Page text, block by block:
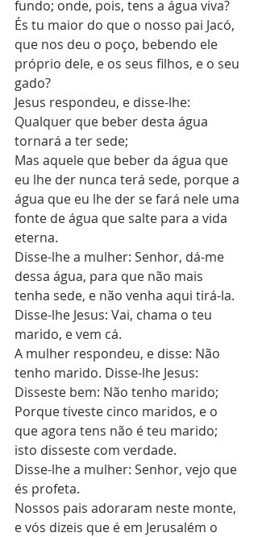
fundo; onde, pois, tens a água viva?
És tu maior do que o nosso pai Jacó,
que nos deu o poço, bebendo ele
próprio dele, e os seus filhos, e o seu
gado?
Jesus respondeu, e disse-lhe:
Qualquer que beber desta água
tornará a ter sede;
Mas aquele que beber da água que
eu lhe der nunca terá sede, porque a
água que eu lhe der se fará nele uma
fonte de água que salte para a vida
eterna.
Disse-lhe a mulher: Senhor, dá-me
dessa água, para que não mais
tenha sede, e não venha aqui tirá-la.
Disse-lhe Jesus: Vai, chama o teu
marido, e vem cá.
A mulher respondeu, e disse: Não
tenho marido. Disse-lhe Jesus:
Disseste bem: Não tenho marido;
Porque tiveste cinco maridos, e o
que agora tens não é teu marido;
isto disseste com verdade.
Disse-lhe a mulher: Senhor, vejo que
és profeta.
Nossos pais adoraram neste monte,
e vós dizeis que é em Jerusalém o